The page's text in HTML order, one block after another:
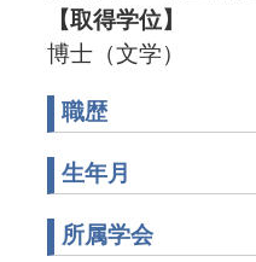
【取得学位】
博士（文学）
職歴
生年月
所属学会